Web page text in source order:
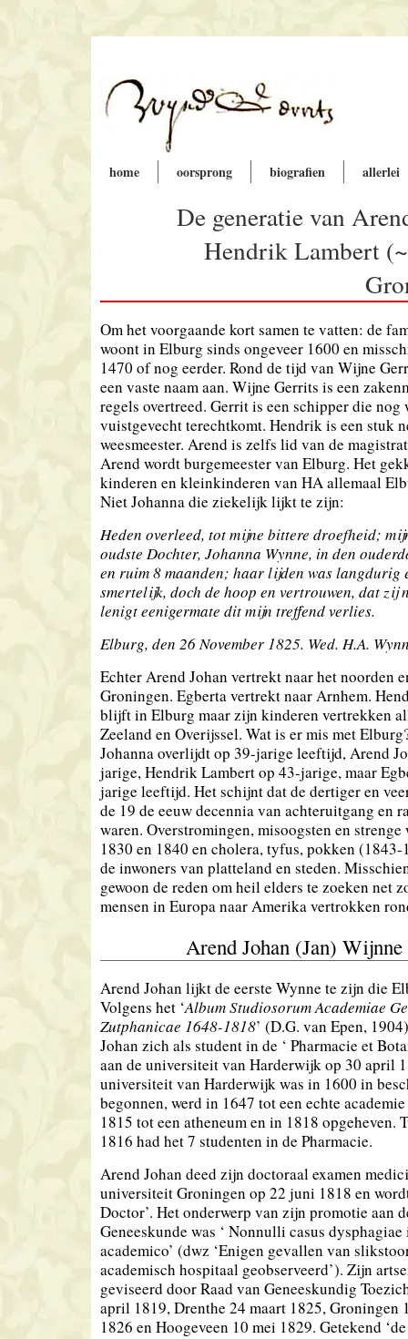
home oorsprong biografien allerlei
De generatie van
Hendrik Lambert
Om het voorgaande kort samen te vatten: de
woont in Elburg sinds ongeveer 1600 en
1470 of nog eerder. Rond de tijd van Wijne
een vaste naam aan. Wijne Gerrits is een
regels overtreed. Gerrit is een schipper die nog
vuistgevecht terechtkomt. Hendrik is een stuk
weesmeester. Arend is zelfs lid van de
Arend wordt burgemeester van Elburg. Het
kinderen en kleinkinderen van HA allemaal
Niet Johanna die ziekelijk lijkt te zijn:
Heden overleed, tot mijne bittere droefheid;
oudste Dochter, Johanna Wynne, in den
en ruim 8 maanden; haar lijden was langdurig
smertelijk, doch de hoop en vertrouwen, dat zij
lenigt eenigermate dit mijn treffend verlies.
Elburg, den 26 November 1825. Wed. H.A.
Echter Arend Johan vertrekt naar het noorden
Groningen. Egberta vertrekt naar Arnhem.
blijft in Elburg maar zijn kinderen vertrekken
Zeeland en Overijssel. Wat is er mis met
Johanna overlijdt op 39-jarige leeftijd, Arend
jarige, Hendrik Lambert op 43-jarige, maar
jarige leeftijd. Het schijnt dat de dertiger en
de 19 de eeuw decennia van achteruitgang en
waren. Overstromingen, misoogsten en strenge
1830 en 1840 en cholera, tyfus, pokken
de inwoners van platteland en steden.
gewoon de reden om heil elders te zoeken net
mensen in Europa naar Amerika vertrokken
Arend Johan (Jan)
Arend Johan lijkt de eerste Wynne te zijn die
Volgens het ‘Album Studiosorum Academiae
Zutphanicae 1648-1818’ (D.G. van Epen,
Johan zich als student in de ‘ Pharmacie et
aan de universiteit van Harderwijk op 30 april
universiteit van Harderwijk was in 1600 in
begonnen, werd in 1647 tot een echte
1815 tot een atheneum en in 1818 opgeheven.
1816 had het 7 studenten in de Pharmacie.
Arend Johan deed zijn doctoraal examen
universiteit Groningen op 22 juni 1818 en
Doctor’. Het onderwerp van zijn promotie aan
Geneeskunde was ‘ Nonnulli casus
academico’ (dwz ‘Enigen gevallen van
academisch hospitaal geobserveerd’). Zijn
geviseerd door Raad van Geneeskundig
april 1819, Drenthe 24 maart 1825, Groningen
1826 en Hoogeveen 10 mei 1829. Getekend